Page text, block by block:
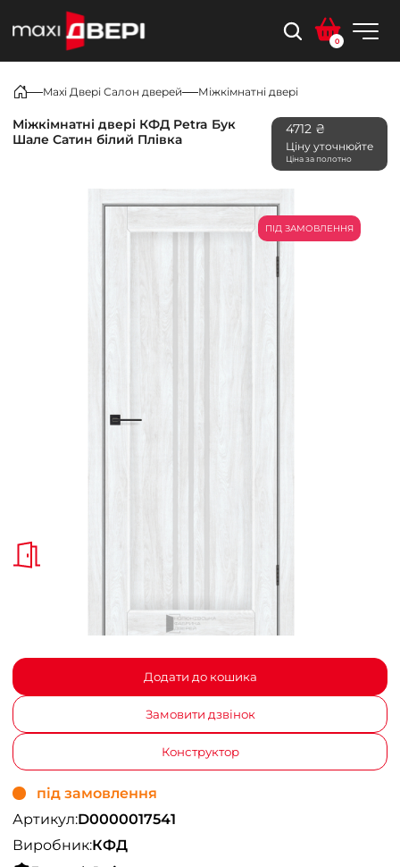
0
Maxi Двері Салон дверей Міжкімнатні двері
Міжкімнатні двері КФД Petra Бук
Шале Сатин білий Плівка
4712 ₴
Ціну уточнюйте
Ціна за полотно
ПІД ЗАМОВЛЕННЯ
Додати до кошика
Замовити дзвінок
Конструктор
під замовлення
Артикул:D0000017541
Виробник:КФД